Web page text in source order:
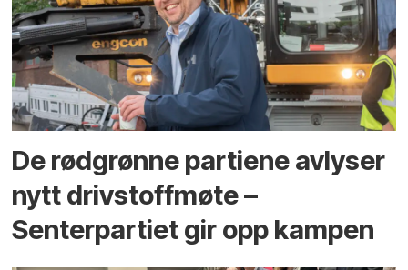
De rødgrønne partiene avlyser
nytt drivstoffmøte –
Senterpartiet gir opp kampen